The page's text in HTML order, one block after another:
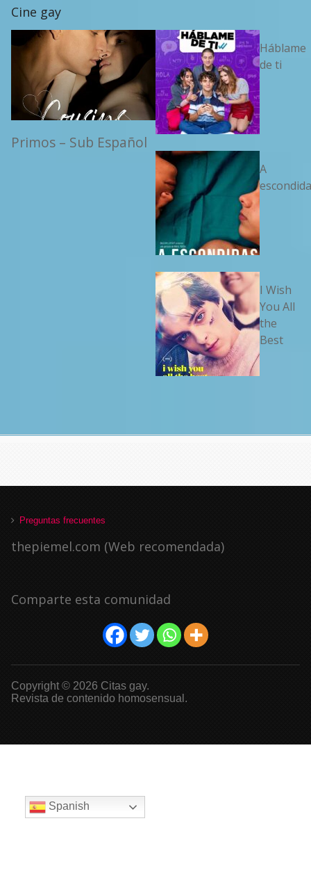
Cine gay
Primos – Sub Español
Háblame
de ti
A
I Wish
You All
the
Best
Preguntas frecuentes
thepiemel.com (Web recomendada)
Comparte esta comunidad
Copyright © 2026 Citas gay.
Revista de contenido homosensual.
Spanish